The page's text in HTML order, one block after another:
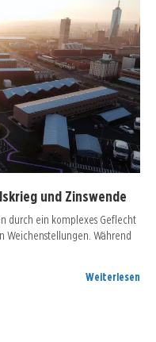
und Zinswende
durch ein komplexes Geflecht
Weichenstellungen. Während
Weiterlesen